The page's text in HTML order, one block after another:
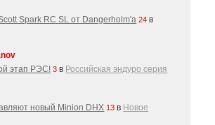
Spark RC SL от Dangerholm'a 24 в
этап РЭС! 3 в Российская эндуро серия
новый Minion DHX 13 в Новое